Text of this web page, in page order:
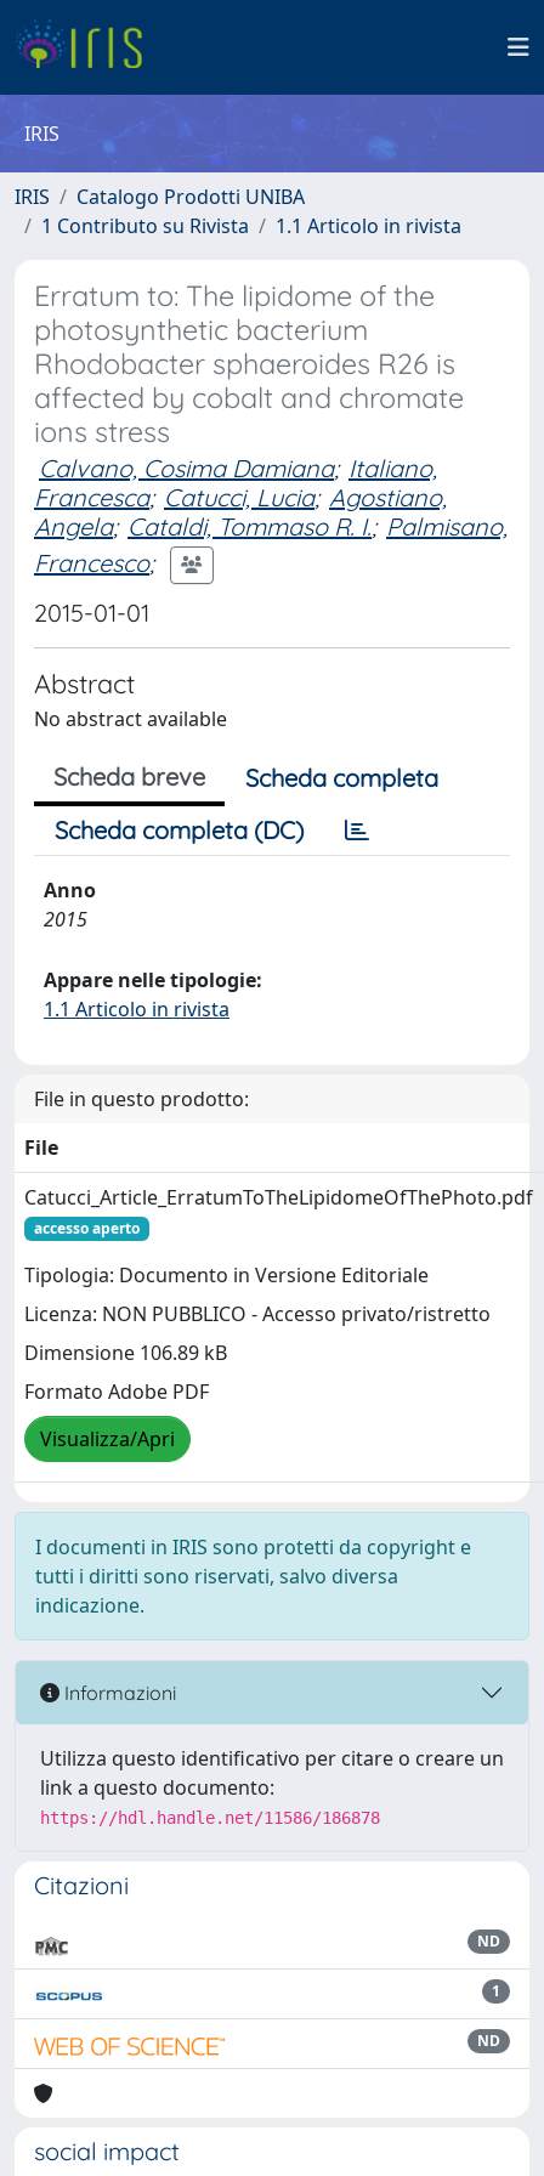
IRIS
IRIS
Catalogo Prodotti UNIBA
1 Contributo su Rivista
1.1 Articolo in rivista
Erratum to: The lipidome of the
photosynthetic bacterium
Rhodobacter sphaeroides R26 is
affected by cobalt and chromate
ions stress
Calvano, Cosima Damiana; Italiano,
Francesca; Catucci, Lucia; Agostiano,
Angela; Cataldi, Tommaso R. I.; Palmisano,
Francesco;
2015-01-01
Abstract
No abstract available
Scheda breve
Scheda completa
Scheda completa (DC)
Anno
2015
Appare nelle tipologie:
1.1 Articolo in rivista
File in questo prodotto:
File
Catucci_Article_ErratumToTheLipidomeOfThePhoto.pdf
accesso aperto
Tipologia: Documento in Versione Editoriale
Licenza: NON PUBBLICO - Accesso privato/ristretto
Dimensione 106.89 kB
Formato Adobe PDF
Visualizza/Apri
I documenti in IRIS sono protetti da copyright e
tutti i diritti sono riservati, salvo diversa
indicazione.
Informazioni
Utilizza questo identificativo per citare o creare un
link a questo documento:
https://hdl.handle.net/11586/186878
Citazioni
ND
1
ND
social impact